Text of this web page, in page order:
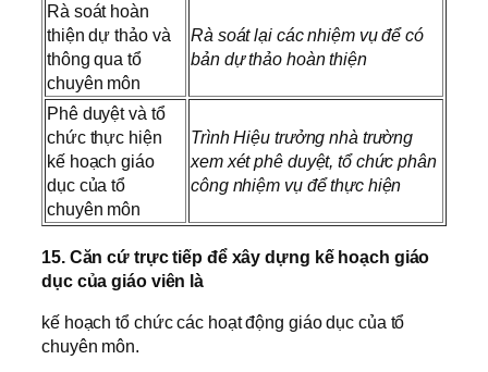
Rà soát hoàn
thiện dự thảo và
thông qua tổ
chuyên môn
Rà soát lại các nhiệm vụ để có
bản dự thảo hoàn thiện
Phê duyệt và tổ
chức thực hiện
kế hoạch giáo
dục của tổ
chuyên môn
Trình Hiệu trưởng nhà trường
xem xét phê duyệt, tổ chức phân
công nhiệm vụ để thực hiện
15. Căn cứ trực tiếp để xây dựng kế hoạch giáo
dục của giáo viên là
kế hoạch tổ chức các hoạt động giáo dục của tổ
chuyên môn.